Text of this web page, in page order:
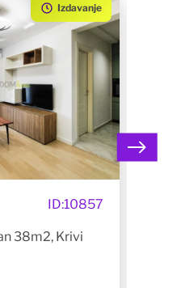
Izdavanje
ID:10857
38m2, Krivi